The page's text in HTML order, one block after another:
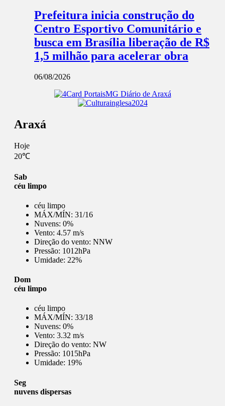
Prefeitura inicia construção do
Centro Esportivo Comunitário e
busca em Brasília liberação de R$
1,5 milhão para acelerar obra
06/08/2026
Araxá
Hoje
20℃
Sab
céu limpo
céu limpo
MÁX/MÍN: 31/16
Nuvens: 0%
Vento: 4.57 m/s
Direção do vento: NNW
Pressão: 1012hPa
Umidade: 22%
Dom
céu limpo
céu limpo
MÁX/MÍN: 33/18
Nuvens: 0%
Vento: 3.32 m/s
Direção do vento: NW
Pressão: 1015hPa
Umidade: 19%
Seg
nuvens dispersas